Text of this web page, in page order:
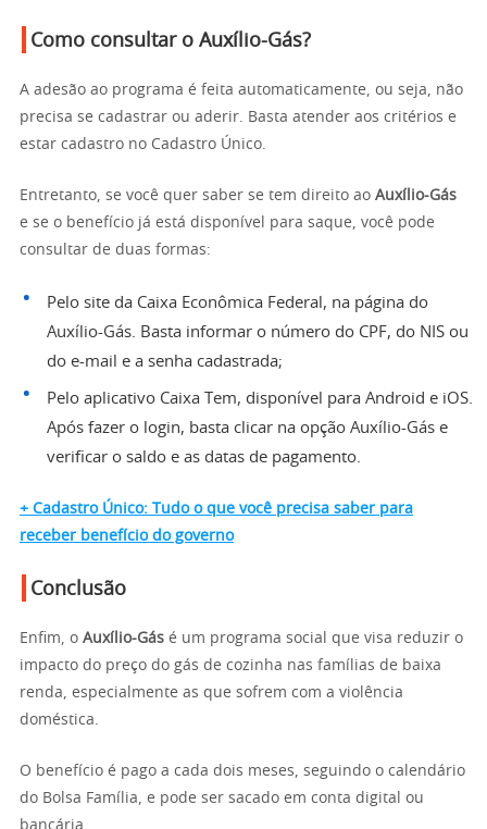
Como consultar o Auxílio-Gás?
A adesão ao programa é feita automaticamente, ou seja, não
precisa se cadastrar ou aderir. Basta atender aos critérios e
estar cadastro no Cadastro Único.
Entretanto, se você quer saber se tem direito ao Auxílio-Gás
e se o benefício já está disponível para saque, você pode
consultar de duas formas:
Pelo site da Caixa Econômica Federal, na página do
Auxílio-Gás. Basta informar o número do CPF, do NIS ou
do e-mail e a senha cadastrada;
Pelo aplicativo Caixa Tem, disponível para Android e iOS.
Após fazer o login, basta clicar na opção Auxílio-Gás e
verificar o saldo e as datas de pagamento.
+ Cadastro Único: Tudo o que você precisa saber para
receber benefício do governo
Conclusão
Enfim, o Auxílio-Gás é um programa social que visa reduzir o
impacto do preço do gás de cozinha nas famílias de baixa
renda, especialmente as que sofrem com a violência
doméstica.
O benefício é pago a cada dois meses, seguindo o calendário
do Bolsa Família, e pode ser sacado em conta digital ou
bancária.